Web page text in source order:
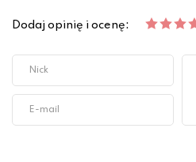
Dodaj opinię i ocenę: